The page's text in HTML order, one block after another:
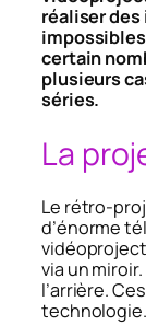
réaliser
certain
plusieurs
séries.
La
Le rétro-
d’énorme
via un
l’arrière.
technologie.